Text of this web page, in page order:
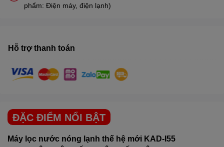
phẩm: Điện máy, điện lạnh)
Hỗ trợ thanh toán
ĐẶC ĐIỂM NỔI BẬT
Máy lọc nước nóng lạnh thế hệ mới KAD-I55